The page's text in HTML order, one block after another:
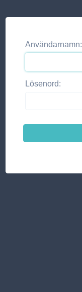
Användarnamn:
Lösenord: